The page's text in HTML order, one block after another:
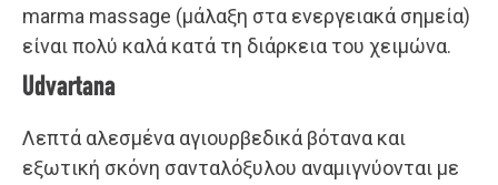
marma massage (μάλαξη στα ενεργειακά σημεία)
είναι πολύ καλά κατά τη διάρκεια του χειμώνα.
Udvartana
Λεπτά αλεσμένα αγιουρβεδικά βότανα και
εξωτική σκόνη σανταλόξυλου αναμιγνύονται με